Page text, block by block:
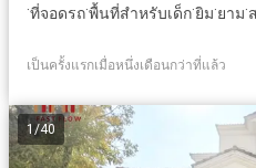
·ที่จอดรถ·พื้นที่สำหรับเด็ก·ยิม·ยาม·
เป็นครั้งแรกเมื่อหนึ่งเดือนกว่าที่แล้ว
1 /40